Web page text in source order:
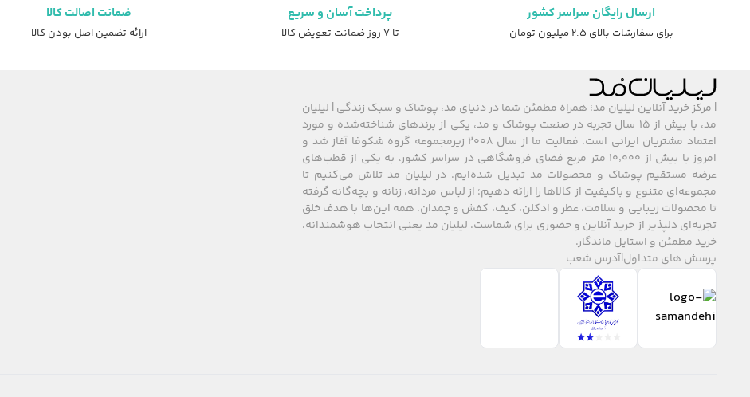
ارسال رایگان سراسر کشور
برای سفارشات بالای ۲.۵ میلیون تومان
پرداخت آسان و سریع
تا ۷ روز ضمانت تعویض کالا
ضمانت اصالت کالا
ارائه تضمین اصل بودن کالا
| مرکز خرید آنلاین لیلیان مد؛ همراه مطمئن شما در دنیای مد، پوشاک و سبک زندگی | لیلیان
مد، با بیش از ۱۵ سال تجربه در صنعت پوشاک و مد، یکی از برندهای شناخته‌شده و مورد
اعتماد مشتریان ایرانی است. فعالیت ما از سال ۲۰۰۸ زیرمجموعه گروه شکوفا آغاز شد و
امروز با بیش از ۱۰٬۰۰۰ متر مربع فضای فروشگاهی در سراسر کشور، به یکی از قطب‌های
عرضه مستقیم پوشاک و محصولات مد تبدیل شده‌ایم. در لیلیان مد تلاش می‌کنیم تا
مجموعه‌ای متنوع و باکیفیت از کالاها را ارائه دهیم؛ از لباس مردانه، زنانه و بچه‌گانه گرفته
تا محصولات زیبایی و سلامت، عطر و ادکلن، کیف، کفش و چمدان. همه این‌ها با هدف خلق
تجربه‌ای دلپذیر از خرید آنلاین و حضوری برای شماست. لیلیان مد یعنی انتخاب هوشمندانه،
خرید مطمئن و استایل ماندگار.
پرسش های متداول|آدرس شعب